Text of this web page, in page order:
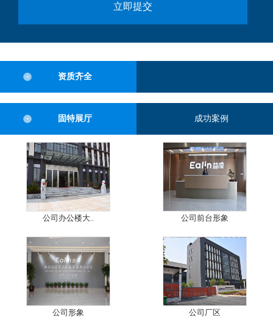
立即提交
资质齐全
固特展厅 成功案例
公司办公楼大.. 公司前台形象
公司形象 公司厂区